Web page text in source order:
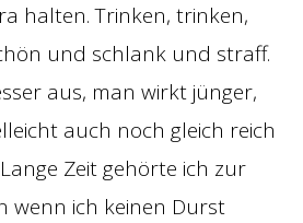
halten. Trinken, trinken,
und schlank und straff.
aus, man wirkt jünger,
auch noch gleich reich
Zeit gehörte ich zur
wenn ich keinen Durst